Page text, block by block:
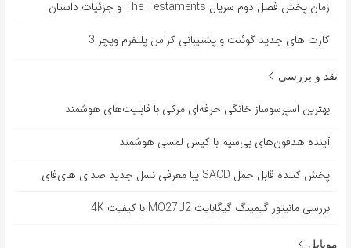
زمان پخش فصل دوم سریال The Testaments و جزئیات داستان
کارت های جدید گوئنت و پشتیبانی کراس پلتفرم ویچر 3
نقد و بررسی
بهترین اسپرسوساز خانگی حرفه‌ای مرکی با قابلیت‌های هوشمند
آینده هدفون‌های بی‌سیم با کیس لمسی هوشمند
پخش کننده قابل حمل SACD یبا معرفی نسل جدید صدای های‌فای
بررسی مانیتور گیمینگ گیگابایت MO27U2 با کیفیت 4K
موبایل